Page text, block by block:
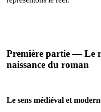
Première partie — Le
naissance du roman
Le sens médiéval et